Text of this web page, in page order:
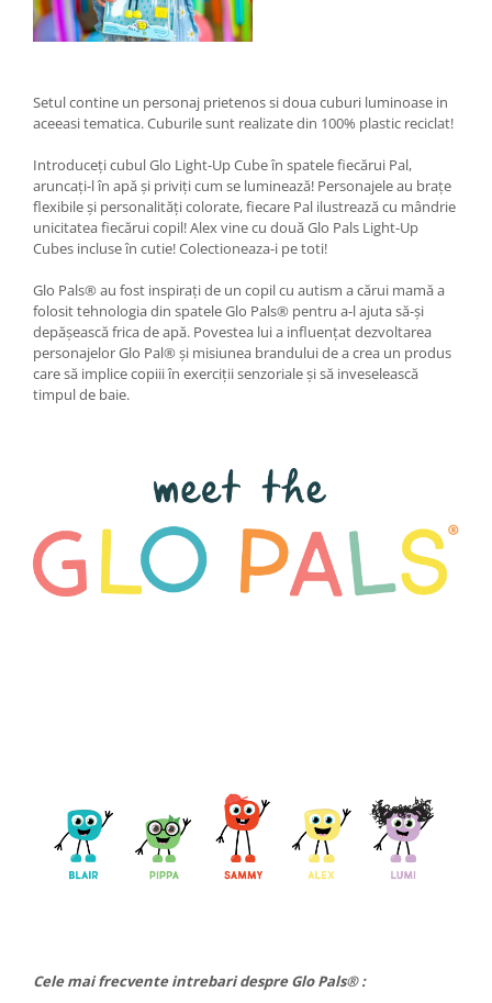
Setul contine un personaj prietenos si doua cuburi luminoase in
aceeasi tematica. Cuburile sunt realizate din 100% plastic reciclat!
Introduceți cubul Glo Light-Up Cube în spatele fiecărui Pal,
aruncați-l în apă și priviți cum se luminează! Personajele au brațe
flexibile și personalități colorate, fiecare Pal ilustrează cu mândrie
unicitatea fiecărui copil! Alex vine cu două Glo Pals Light-Up
Cubes incluse în cutie! Colectioneaza-i pe toti!
Glo Pals® au fost inspirați de un copil cu autism a cărui mamă a
folosit tehnologia din spatele Glo Pals® pentru a-l ajuta să-și
depășească frica de apă. Povestea lui a influențat dezvoltarea
personajelor Glo Pal® și misiunea brandului de a crea un produs
care să implice copiii în exerciții senzoriale și să inveselească
timpul de baie.
Cele mai frecvente intrebari despre Glo Pals® :